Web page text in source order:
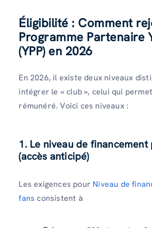
Éligibilité : Comment
Programme Partenaire
(YPP) en 2026
En 2026, il existe deux niveaux
intégrer le « club », celui qui
rémunéré. Voici ces niveaux :
1. Le niveau de
(accès anticipé)
Les exigences pour Niveau de
fans consistent à